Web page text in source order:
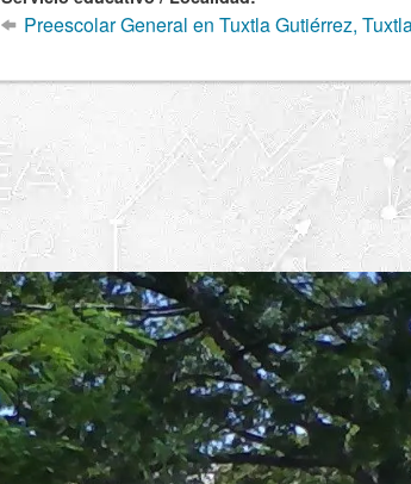
Preescolar General en Tuxtla Gutiérrez,